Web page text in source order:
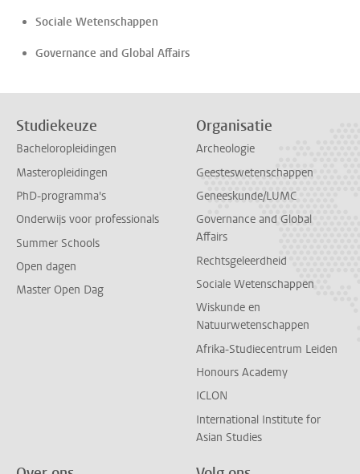
Sociale Wetenschappen
Governance and Global Affairs
Studiekeuze
Bacheloropleidingen
Masteropleidingen
PhD-programma's
Onderwijs voor professionals
Summer Schools
Open dagen
Master Open Dag
Organisatie
Archeologie
Geesteswetenschappen
Geneeskunde/LUMC
Governance and Global
Affairs
Rechtsgeleerdheid
Sociale Wetenschappen
Wiskunde en
Natuurwetenschappen
Afrika-Studiecentrum Leiden
Honours Academy
ICLON
International Institute for
Asian Studies